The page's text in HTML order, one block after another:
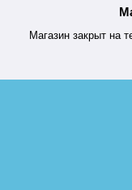
Магазин закрыт на